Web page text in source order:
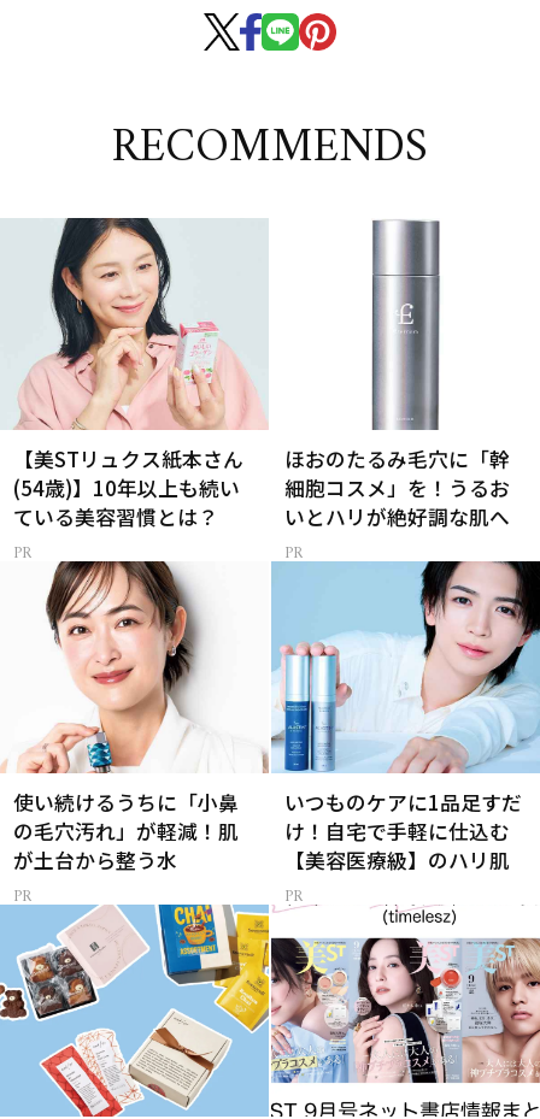
RECOMMENDS
【美STリュクス紙本さん
(54歳)】10年以上も続い
ている美容習慣とは？
ほおのたるみ毛穴に「幹
細胞コスメ」を！うるお
いとハリが絶好調な肌へ
使い続けるうちに「小鼻
の毛穴汚れ」が軽減！肌
が土台から整う水
いつものケアに1品足すだ
け！自宅で手軽に仕込む
【美容医療級】のハリ肌